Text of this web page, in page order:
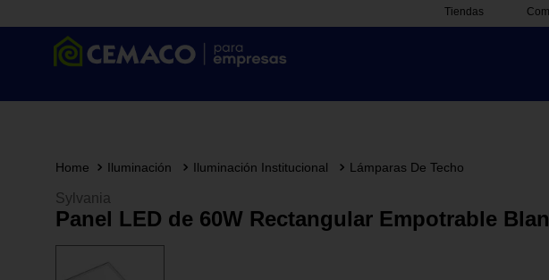
Tiendas
Iluminación Iluminación Institucional Lámparas De Techo
Sylvania
Panel LED de 60W Rectangular Empotrable